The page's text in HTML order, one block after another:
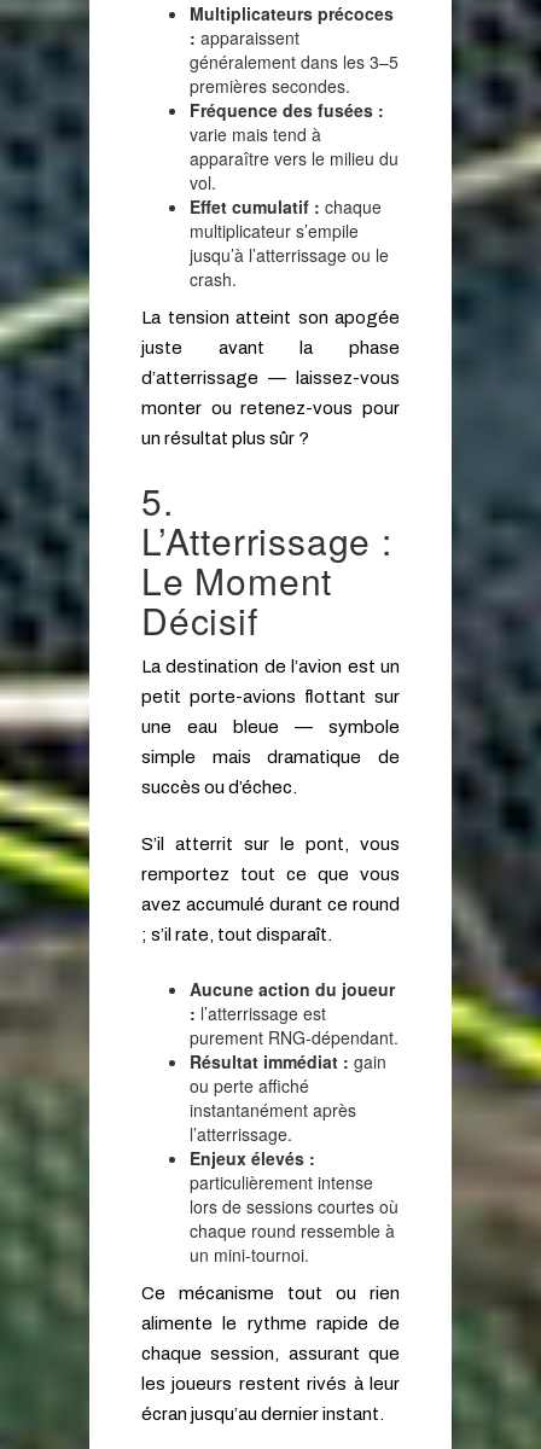
Multiplicateurs précoces
: apparaissent
généralement dans les 3–5
premières secondes.
Fréquence des fusées :
varie mais tend à
apparaître vers le milieu du
vol.
Effet cumulatif : chaque
multiplicateur s’empile
jusqu’à l’atterrissage ou le
crash.
La tension atteint son apogée
juste avant la phase
d’atterrissage — laissez-vous
monter ou retenez-vous pour
un résultat plus sûr ?
5.
L’Atterrissage :
Le Moment
Décisif
La destination de l’avion est un
petit porte-avions flottant sur
une eau bleue — symbole
simple mais dramatique de
succès ou d’échec.
S’il atterrit sur le pont, vous
remportez tout ce que vous
avez accumulé durant ce round
; s’il rate, tout disparaît.
Aucune action du joueur
: l’atterrissage est
purement RNG‑dépendant.
Résultat immédiat : gain
ou perte affiché
instantanément après
l’atterrissage.
Enjeux élevés :
particulièrement intense
lors de sessions courtes où
chaque round ressemble à
un mini‑tournoi.
Ce mécanisme tout ou rien
alimente le rythme rapide de
chaque session, assurant que
les joueurs restent rivés à leur
écran jusqu’au dernier instant.